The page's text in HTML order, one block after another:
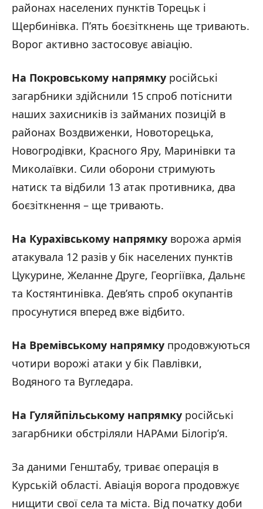
районах населених пунктів Торецьк і
Щербинівка. П’ять боєзіткнень ще тривають.
Ворог активно застосовує авіацію.
На Покровському напрямку російські
загарбники здійснили 15 спроб потіснити
наших захисників із займаних позицій в
районах Воздвиженки, Новоторецька,
Новогродівки, Красного Яру, Маринівки та
Миколаївки. Сили оборони стримують
натиск та відбили 13 атак противника, два
боєзіткнення – ще тривають.
На Курахівському напрямку ворожа армія
атакувала 12 разів у бік населених пунктів
Цукурине, Желанне Друге, Георгіївка, Дальнє
та Костянтинівка. Дев’ять спроб окупантів
просунутися вперед вже відбито.
На Времівському напрямку продовжуються
чотири ворожі атаки у бік Павлівки,
Водяного та Вугледара.
На Гуляйпільському напрямку російські
загарбники обстріляли НАРАми Білогір’я.
За даними Генштабу, триває операція в
Курській області. Авіація ворога продовжує
нищити свої села та міста. Від початку доби